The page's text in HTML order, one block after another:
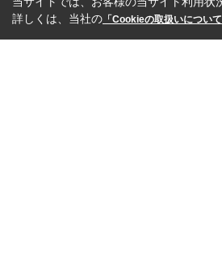
詳しくは、当社の 「Cookieの取扱いについて